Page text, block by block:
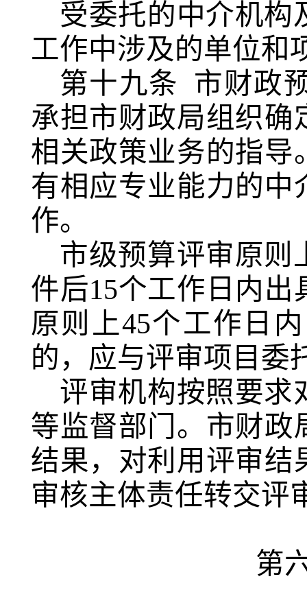
受委托的中介机构
工作中涉及的单位和
第十九条
市财政
承担市财政局组织确
相关政策业务的指导
有相应专业能力的中
作。
市级预算评审原则
件后15个工作日内
原则上45个工作日
的，应与评审项目委
评审机构按照要求
等监督部门。市财政
结果，对利用评审结
审核主体责任转交评
第